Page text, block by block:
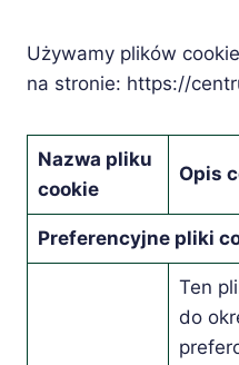
Używamy plików
na stronie: https://
Nazwa pliku
cookie
Opis
Preferencyjne pliki
Ten
do